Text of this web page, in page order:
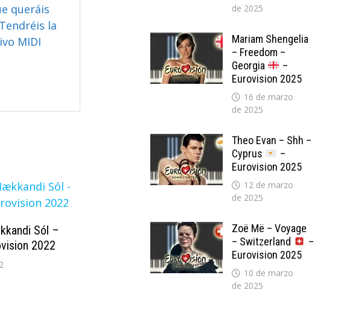
queráis
la
MIDI
Sól –
2022
de 2025
Mariam Shengelia
– Freedom –
Georgia
–
Eurovision 2025
16 de marzo
de 2025
Theo Evan – Shh –
Cyprus
–
Eurovision 2025
12 de marzo
de 2025
Zoë Më – Voyage
– Switzerland
–
Eurovision 2025
10 de marzo
de 2025